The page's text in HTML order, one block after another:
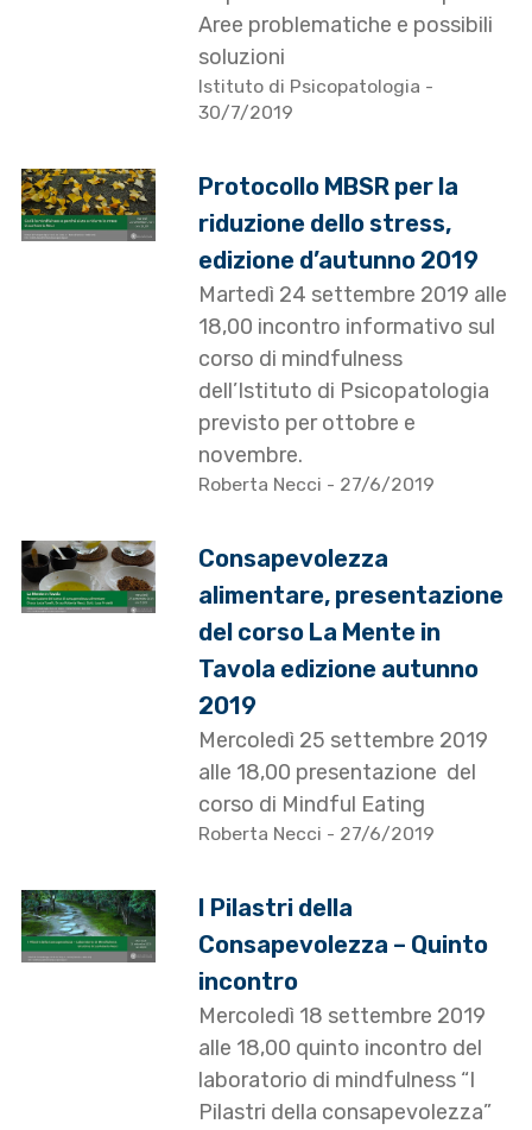
Aree problematiche e possibili
soluzioni
Istituto di Psicopatologia -
30/7/2019
Protocollo MBSR per la
riduzione dello stress,
edizione d’autunno 2019
Martedì 24 settembre 2019 alle
18,00 incontro informativo sul
corso di mindfulness
dell’Istituto di Psicopatologia
previsto per ottobre e
novembre.
Roberta Necci - 27/6/2019
Consapevolezza
alimentare, presentazione
del corso La Mente in
Tavola edizione autunno
2019
Mercoledì 25 settembre 2019
alle 18,00 presentazione del
corso di Mindful Eating
Roberta Necci - 27/6/2019
I Pilastri della
Consapevolezza – Quinto
incontro
Mercoledì 18 settembre 2019
alle 18,00 quinto incontro del
laboratorio di mindfulness “I
Pilastri della consapevolezza”